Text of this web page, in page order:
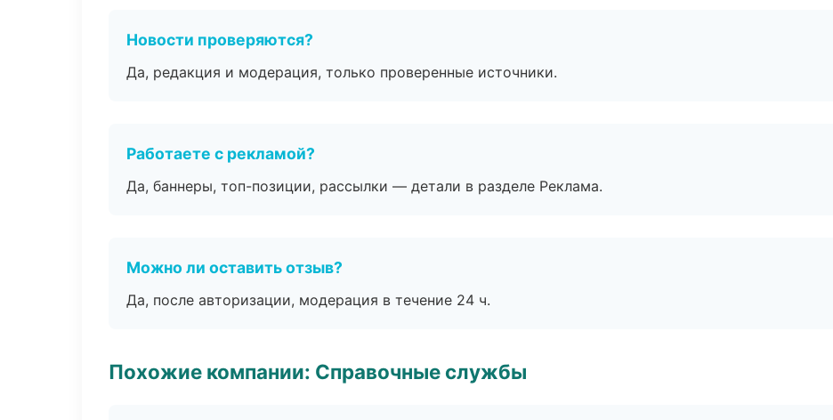
Новости проверяются?
Да, редакция и модерация, только проверенные источники.
Работаете с рекламой?
Да, баннеры, топ-позиции, рассылки — детали в разделе Реклама.
Можно ли оставить отзыв?
Да, после авторизации, модерация в течение 24 ч.
Похожие компании: Справочные службы